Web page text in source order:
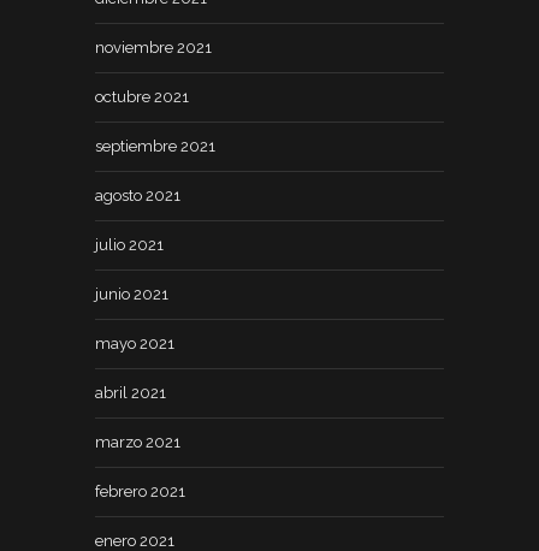
noviembre 2021
octubre 2021
septiembre 2021
agosto 2021
julio 2021
junio 2021
mayo 2021
abril 2021
marzo 2021
febrero 2021
enero 2021